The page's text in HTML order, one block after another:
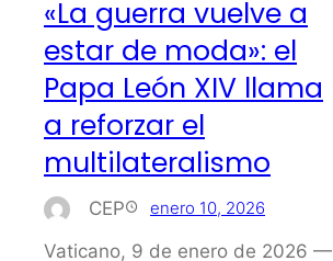
«La guerra vuelve a
estar de moda»: el
Papa León XIV llama
a reforzar el
multilateralismo
CEP enero 10, 2026
Vaticano, 9 de enero de 2026 —